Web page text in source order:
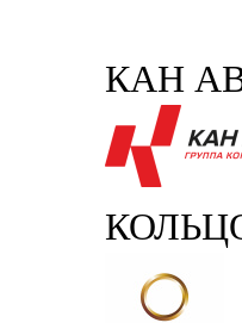
КАН